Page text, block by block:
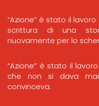
“Azione” è stato il
scrittura di una
nuovamente per lo
“Azione” è stato il
che non si dava
convinceva.